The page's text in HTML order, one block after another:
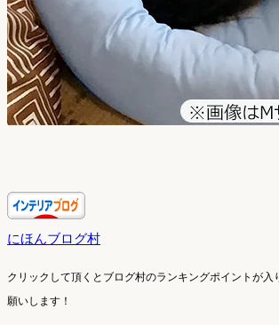
にほんブログ村
クリックして頂くとブログ村のランキングポイントが入
願いします！